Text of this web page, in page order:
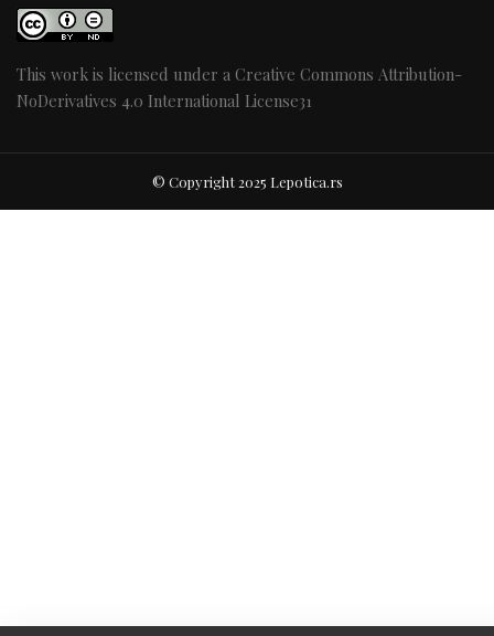
This work is licensed under a Creative Commons Attribution-
NoDerivatives 4.0 International License31
© Copyright 2025 Lepotica.rs